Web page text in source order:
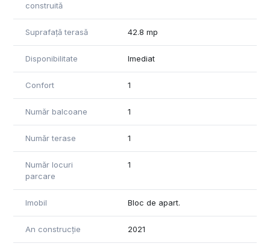
construită
Suprafață terasă 42.8 mp
Disponibilitate Imediat
Confort 1
Număr balcoane 1
Număr terase 1
Număr locuri
parcare
1
Imobil Bloc de apart.
An construcție 2021